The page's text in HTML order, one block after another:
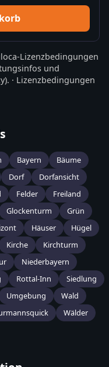
Lizenzbedingungen
und
· Lizenzbedingungen
Bayern
Bäume
Dorf
Dorfansicht
Felder
Freiland
Glockenturm
Grün
Häuser
Hügel
Kirche
Kirchturm
Niederbayern
Rottal-Inn
Siedlung
Umgebung
Wald
Wälder